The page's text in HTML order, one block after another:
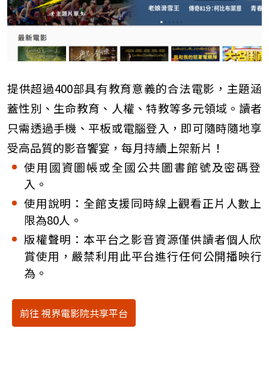
提供超過400部具有教育意義的合法電影，主題涵
蓋性別、生命教育、人權、特教等多元領域。讀者
只需透過手機、平板或電腦登入，即可隨時隨地享
受高品質的影音饗宴，每月持續上架新片！
使用國資圖帳或全國公共圖書館號及密碼登
入。
使用說明：全館支援同時線上觀看正片人數上
限為80人。
版權聲明：本平台之影音資源僅供讀者個人欣
賞使用，嚴禁利用此平台進行任何公開播映行
為。
前往 視界電影院共享平台